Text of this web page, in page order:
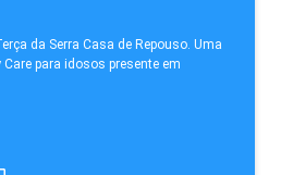
da Serra Casa de Repouso. Uma
para idosos presente em